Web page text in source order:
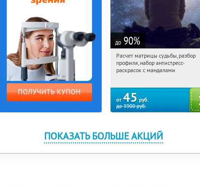
до 90%
15:08:06 Купили:
Россия
Расчет матрицы судьбы, разбор
профиля, набор антистресс-
раскрасок с мандалами
от 45 руб.
до3900руб.
ПОКАЗАТЬ БОЛЬШЕ АКЦИЙ